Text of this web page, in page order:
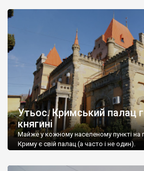
Утьос. Кримський палац
княгині
Майже у кожному населеному пункті на
Криму є свій палац (а часто і не один).